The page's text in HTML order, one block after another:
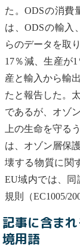
た。ODSの消費
は、ODSの輸入
らのデータを取
17％減、生産が
産と輸入から輸
たと報告した。
であるが、 オゾ
上の生命を守る
は、 オゾン層保
壊する物質に関
EU域内では、同
規則（EC1005/
記事に含ま
境用語